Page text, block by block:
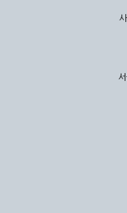
① 회원은 ID와 비
② 회원은 이용신청
서비스를 통하여
③ 다른 회원의 ID
④ 회원은 회사의
아야 하며 공공질
리 행위도 할 수 없